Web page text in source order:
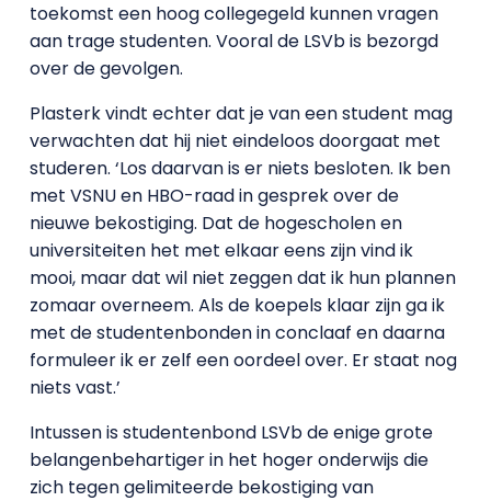
toekomst een hoog collegegeld kunnen vragen
aan trage studenten. Vooral de LSVb is bezorgd
over de gevolgen.
Plasterk vindt echter dat je van een student mag
verwachten dat hij niet eindeloos doorgaat met
studeren. ‘Los daarvan is er niets besloten. Ik ben
met VSNU en HBO-raad in gesprek over de
nieuwe bekostiging. Dat de hogescholen en
universiteiten het met elkaar eens zijn vind ik
mooi, maar dat wil niet zeggen dat ik hun plannen
zomaar overneem. Als de koepels klaar zijn ga ik
met de studentenbonden in conclaaf en daarna
formuleer ik er zelf een oordeel over. Er staat nog
niets vast.’
Intussen is studentenbond LSVb de enige grote
belangenbehartiger in het hoger onderwijs die
zich tegen gelimiteerde bekostiging van